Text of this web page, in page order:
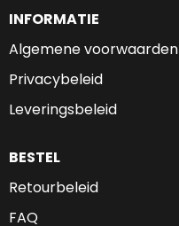
INFORMATIE
Algemene voorwaarden
Privacybeleid
Leveringsbeleid
BESTEL
Retourbeleid
FAQ